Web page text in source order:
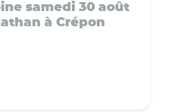
samedi 30 août
à Crépon